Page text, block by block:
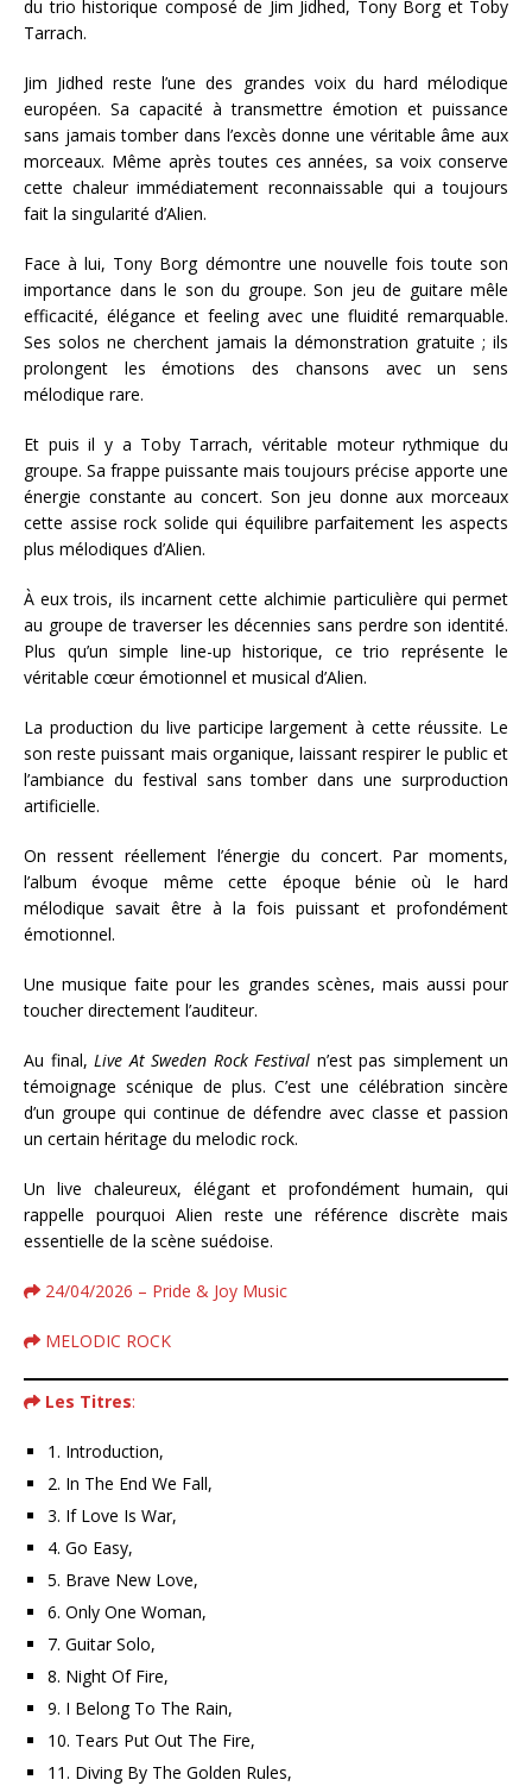
du trio historique composé de Jim Jidhed, Tony Borg et Toby
Tarrach.
Jim Jidhed reste l’une des grandes voix du hard mélodique
européen. Sa capacité à transmettre émotion et puissance
sans jamais tomber dans l’excès donne une véritable âme aux
morceaux. Même après toutes ces années, sa voix conserve
cette chaleur immédiatement reconnaissable qui a toujours
fait la singularité d’Alien.
Face à lui, Tony Borg démontre une nouvelle fois toute son
importance dans le son du groupe. Son jeu de guitare mêle
efficacité, élégance et feeling avec une fluidité remarquable.
Ses solos ne cherchent jamais la démonstration gratuite ; ils
prolongent les émotions des chansons avec un sens
mélodique rare.
Et puis il y a Toby Tarrach, véritable moteur rythmique du
groupe. Sa frappe puissante mais toujours précise apporte une
énergie constante au concert. Son jeu donne aux morceaux
cette assise rock solide qui équilibre parfaitement les aspects
plus mélodiques d’Alien.
À eux trois, ils incarnent cette alchimie particulière qui permet
au groupe de traverser les décennies sans perdre son identité.
Plus qu’un simple line-up historique, ce trio représente le
véritable cœur émotionnel et musical d’Alien.
La production du live participe largement à cette réussite. Le
son reste puissant mais organique, laissant respirer le public et
l’ambiance du festival sans tomber dans une surproduction
artificielle.
On ressent réellement l’énergie du concert. Par moments,
l’album évoque même cette époque bénie où le hard
mélodique savait être à la fois puissant et profondément
émotionnel.
Une musique faite pour les grandes scènes, mais aussi pour
toucher directement l’auditeur.
Au final, Live At Sweden Rock Festival n’est pas simplement un
témoignage scénique de plus. C’est une célébration sincère
d’un groupe qui continue de défendre avec classe et passion
un certain héritage du melodic rock.
Un live chaleureux, élégant et profondément humain, qui
rappelle pourquoi Alien reste une référence discrète mais
essentielle de la scène suédoise.
24/04/2026 – Pride & Joy Music
MELODIC ROCK
Les Titres:
1. Introduction,
2. In The End We Fall,
3. If Love Is War,
4. Go Easy,
5. Brave New Love,
6. Only One Woman,
7. Guitar Solo,
8. Night Of Fire,
9. I Belong To The Rain,
10. Tears Put Out The Fire,
11. Diving By The Golden Rules,